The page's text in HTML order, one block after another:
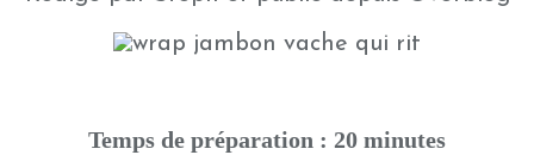
Temps de préparation : 20 minutes